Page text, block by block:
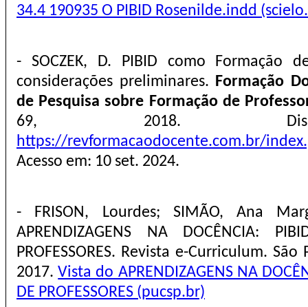
34.4 190935 O PIBID Rosenilde.indd
- SOCZEK, D. PIBID como Formação
considerações preliminares. Formação
de Pesquisa sobre Formação de
69, 2018.
https://revformacaodocente.com.br/
Acesso em: 10 set. 2024.
- FRISON, Lourdes; SIMÃO, Ana
APRENDIZAGENS NA DOCÊNCIA:
PROFESSORES. Revista e-Curriculum.
2017.Vista do APRENDIZAGENS NA
DE PROFESSORES (pucsp.br)